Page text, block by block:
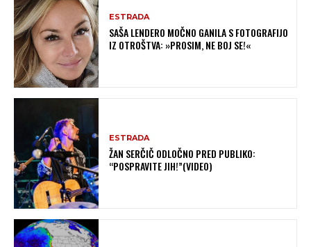
ESTRADA
SAŠA LENDERO MOČNO GANILA S FOTOGRAFIJO
IZ OTROŠTVA: »PROSIM, NE BOJ SE!«
ESTRADA
ŽAN SERČIČ ODLOČNO PRED PUBLIKO:
“POSPRAVITE JIH!”(VIDEO)